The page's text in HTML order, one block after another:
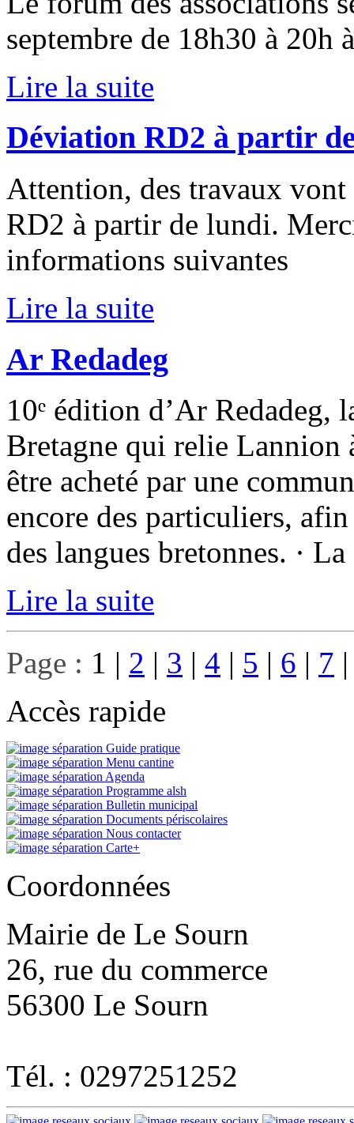
septembre de 18h30 à 20h
Lire la suite
Déviation RD2 à partir
Attention, des travaux
RD2 à partir de lundi.
informations suivantes
Lire la suite
Ar Redadeg
10ᵉ édition d’Ar Redadeg,
Bretagne qui relie Lannion
être acheté par une
encore des particuliers,
des langues bretonnes. ·
Lire la suite
Page : 1 | 2 | 3 | 4 | 5 | 6 | 7
Accès rapide
Guide pratique
Menu cantine
Agenda
Programme alsh
Bulletin municipal
Documents périscolaires
Nous contacter
Carte+
Coordonnées
Mairie de Le Sourn
26, rue du commerce
56300 Le Sourn
Tél. : 0297251252